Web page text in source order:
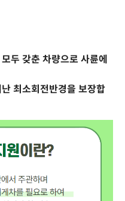
두 갖춘 차량으로 사륜에
최소회전반경을 보장합